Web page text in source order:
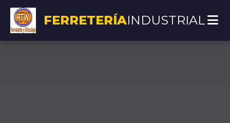
FERRETERÍAINDUSTRIAL